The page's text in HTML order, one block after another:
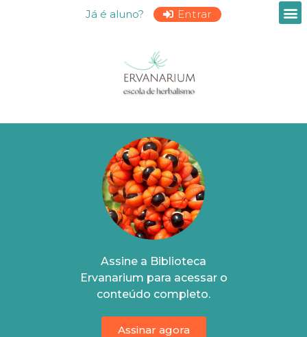
Já é aluno? Entrar
Assine a Biblioteca
Ervanarium para acessar o
conteúdo completo.
Assinar agora